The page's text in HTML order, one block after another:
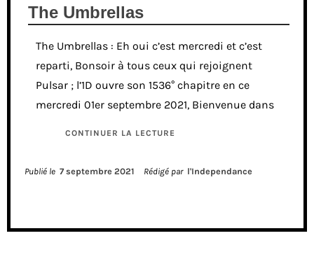
The Umbrellas
The Umbrellas : Eh oui c’est mercredi et c’est
reparti, Bonsoir à tous ceux qui rejoignent
Pulsar ; l’1D ouvre son 1536° chapitre en ce
mercredi 01er septembre 2021, Bienvenue dans
CONTINUER LA LECTURE
Publié le 7 septembre 2021 Rédigé par l'Independance